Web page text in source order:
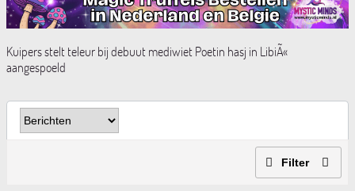
Kuipers stelt teleur bij debuut mediwiet Poetin hasj in LibiÃ«
aangespoeld
Filter